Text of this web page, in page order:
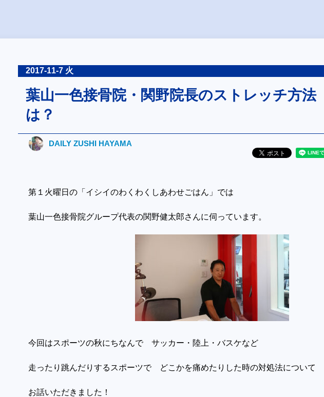
2017-11-7 火
葉山一色接骨院・関野院長のストレッチ方法
は？
DAILY ZUSHI HAYAMA
第１火曜日の「イシイのわくわくしあわせごはん」では
葉山一色接骨院グループ代表の関野健太郎さんに伺っています。
今回はスポーツの秋にちなんで サッカー・陸上・バスケなど
走ったり跳んだりするスポーツで どこかを痛めたりした時の対処法について
お話いただきました！